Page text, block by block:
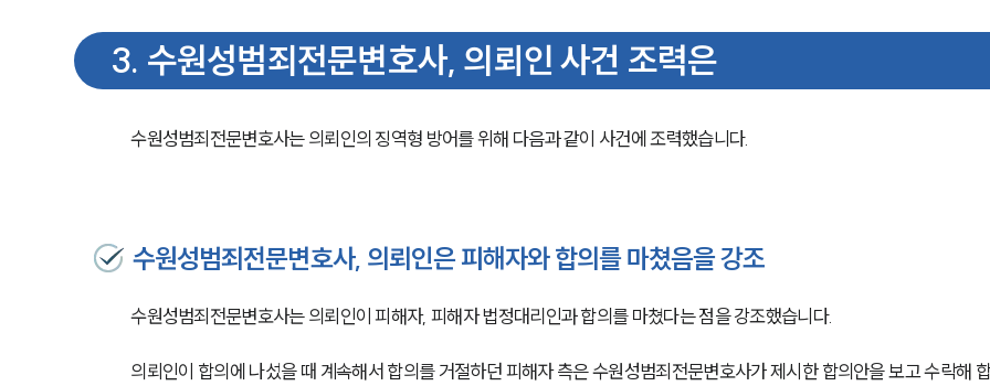
3. 수원성범죄전문변호사, 의뢰인 사건 조력은
수원성범죄전문변호사는 의뢰인의 징역형 방어를 위해 다음과 같이 사건에 조력했습니다.
수원성범죄전문변호사, 의뢰인은 피해자와 합의를 마쳤음을 강조
수원성범죄전문변호사는 의뢰인이 피해자, 피해자 법정대리인과 합의를 마쳤다는 점을 강조했습니다.
의뢰인이 합의에 나섰을 때 계속해서 합의를 거절하던 피해자 측은 수원성범죄전문변호사가 제시한 합의안을 보고 수락해